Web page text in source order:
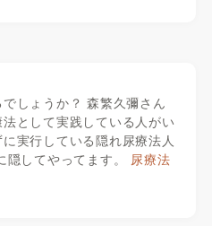
しょうか？ 森繁久彌さん
として実践している人がい
実行している隠れ尿療法人
してやってます。 尿療法